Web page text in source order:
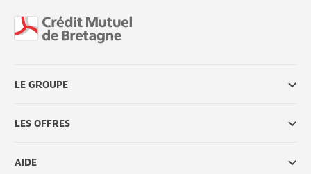
LE GROUPE
LES OFFRES
AIDE
Fin de page